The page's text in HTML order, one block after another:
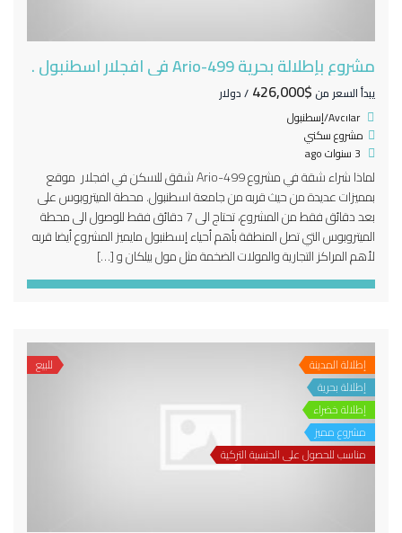
مشروع بإطلالة بحرية Ario-499 في افجلار اسطنبول .
يبدأ السعر من $426,000
/ دولار
Avcılar/إسطنبول
مشروع سكني
لماذا شراء شقة في مشروع Ario-499 شقق للسكن في افجلار موقع
بمميزات عديدة من حيث قربه من جامعة اسطنبول. محطة الميتروبوس على
بعد دقائق فقط من المشروع، تحتاج الى 7 دقائق فقط للوصول الى محطة
الميتروبوس التي تصل المنطقة بأهم أحياء إسطنبول مايميز المشروع أيضا قربه
لأهم المراكز التجارية والمولات الضخمة مثل مول بيلكان و […]
إطلالة المدينة
إطلالة بحرية
إطلالة خضراء
مشروع مميز
مناسب للحصول على الجنسية التركية
للبيع